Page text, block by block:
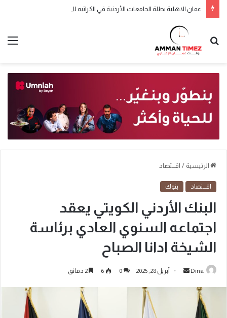
الرئيسية / اقـــتصاد
اقـــتصاد بنوك
البنك الأردني الكويتي يعقد
اجتماعه السنوي العادي برئاسة
الشيخة ادانا الصباح
Dina أبريل 28, 2025 0
6